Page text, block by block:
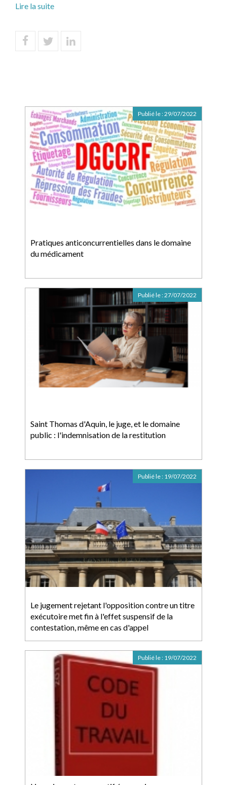
Lire la suite
Pratiques anticoncurrentielles dans le domaine
du médicament
Publié le :29/07/2022
Saint Thomas d'Aquin, le juge, et le domaine
public : l'indemnisation de la restitution
Publié le :27/07/2022
Le jugement rejetant l'opposition contre un titre
exécutoire met fin à l'effet suspensif de la
contestation, même en cas d'appel
Publié le : 19/07/2022
Publié le : 19/07/2022